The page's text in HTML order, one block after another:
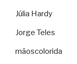
Júlia Hardy
Jorge Teles
mãoscolorida